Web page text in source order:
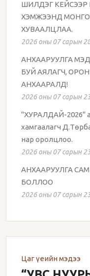
ШИЛДЭГ
ХЭМЖЭЭНД
ХУВААЛЦЛАА.
2026 оны 07 сарын
АНХААРУУЛГА
БУЙ АЯЛАГЧ,
АНХААРАЛД!
2026 оны 07 сарын
"ХУРАЛДАЙ-2026"
хамгаалагч
нар оролцлоо.
2026 оны 07 сарын
АНХААРУУЛГА
БОЛЛОО
2026 оны 07 сарын
Цаг үеийн мэдээ